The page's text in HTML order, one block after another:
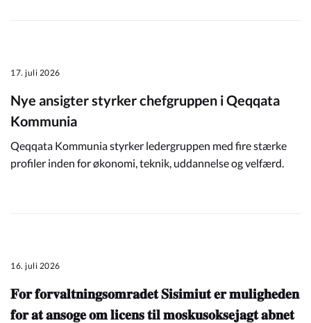
17. juli 2026
Nye ansigter styrker chefgruppen i Qeqqata
Kommunia
Qeqqata Kommunia styrker ledergruppen med fire stærke
profiler inden for økonomi, teknik, uddannelse og velfærd.
16. juli 2026
𝐅𝐨𝐫 𝐟𝐨𝐫𝐯𝐚𝐥𝐭𝐧𝐢𝐧𝐠𝐬𝐨𝐦𝐫𝐚𝐝𝐞𝐭 𝐒𝐢𝐬𝐢𝐦𝐢𝐮𝐭 𝐞𝐫 𝐦𝐮𝐥𝐢𝐠𝐡𝐞𝐝𝐞𝐧
𝐟𝐨𝐫 𝐚𝐭 𝐚𝐧𝐬𝐨𝐠𝐞 𝐨𝐦 𝐥𝐢𝐜𝐞𝐧𝐬 𝐭𝐢𝐥 𝐦𝐨𝐬𝐤𝐮𝐬𝐨𝐤𝐬𝐞𝐣𝐚𝐠𝐭 𝐚𝐛𝐧𝐞𝐭